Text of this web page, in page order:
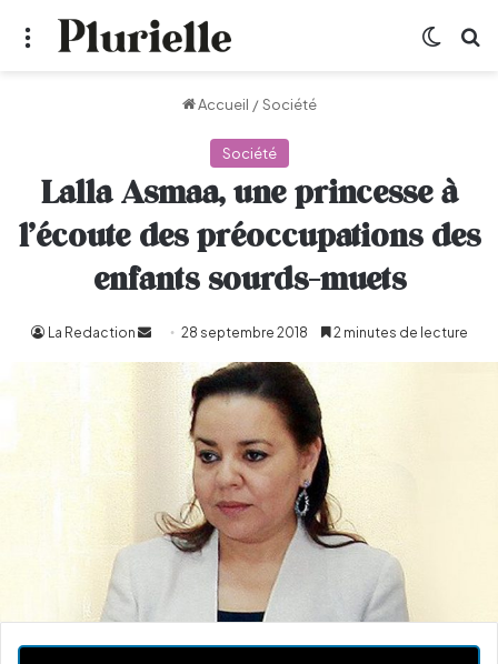
Menu
Accueil / Société
Société
Lalla Asmaa, une princesse à
l’écoute des préoccupations des
enfants sourds-muets
La Redaction
Envoyer
un
courriel
28 septembre 2018 2 minutes de lecture